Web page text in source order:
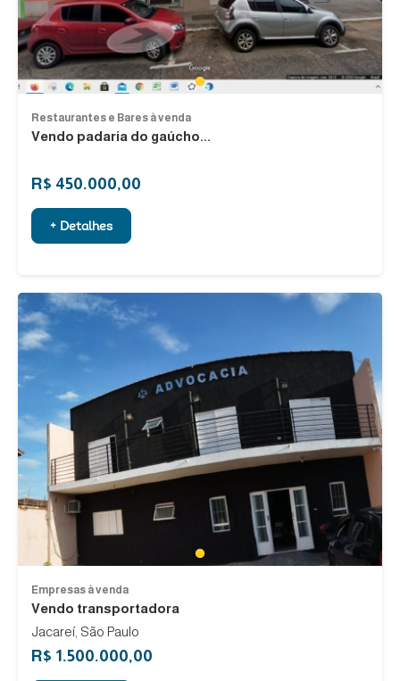
1
Restaurantes e Bares à venda
Vendo padaria do gaúcho...
R$ 450.000,00
+ Detalhes
1
Empresas à venda
Vendo transportadora
Jacareí, São Paulo
R$ 1.500.000,00